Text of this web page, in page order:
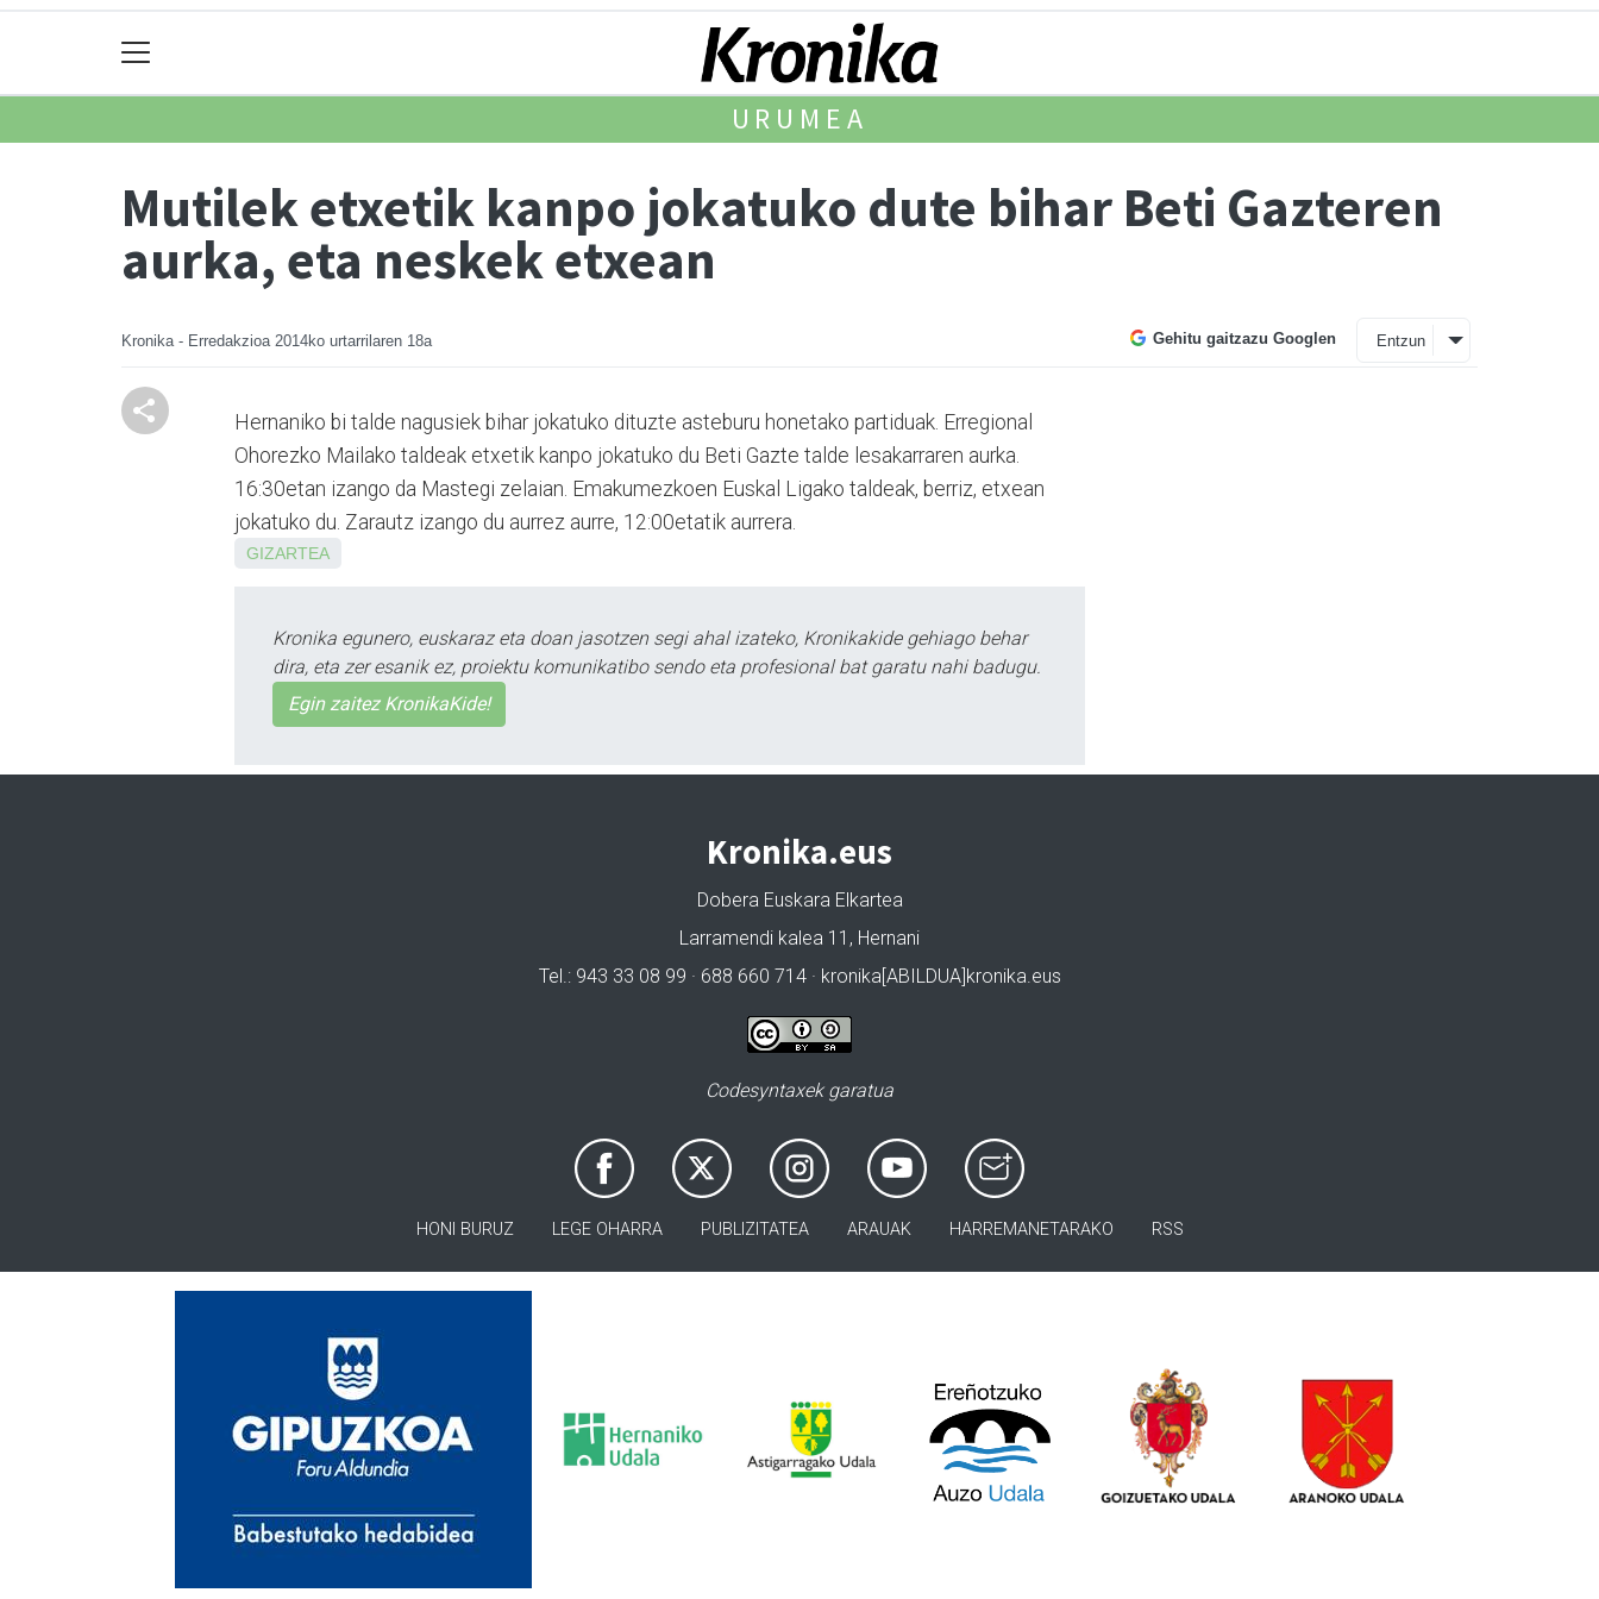
URUMEA
Mutilek etxetik kanpo jokatuko dute bihar Beti Gazteren
aurka, eta neskek etxean
Kronika - Erredakzioa 2014ko urtarrilaren 18a Gehitu gaitzazu Googlen Entzun
Hernaniko bi talde nagusiek bihar jokatuko dituzte asteburu honetako partiduak. Erregional
Ohorezko Mailako taldeak etxetik kanpo jokatuko du Beti Gazte talde lesakarraren aurka.
16:30etan izango da Mas­tegi zelaian. Emakumezkoen Euskal Ligako taldeak, berriz, etxean
jokatuko du. Zarautz izango du aurrez aurre, 12:00etatik aurrera.
GIZARTEA
Kronika egunero, euskaraz eta doan jasotzen segi ahal izateko, Kronikakide gehiago behar
dira, eta zer esanik ez, proiektu komunikatibo sendo eta profesional bat garatu nahi badugu.
Egin zaitez KronikaKide!
Kronika.eus
Dobera Euskara Elkartea
Larramendi kalea 11, Hernani
Tel.: 943 33 08 99 · 688 660 714 · kronika[ABILDUA]kronika.eus
Codesyntaxek garatua
HONI BURUZ LEGE OHARRA PUBLIZITATEA ARAUAK HARREMANETARAKO RSS